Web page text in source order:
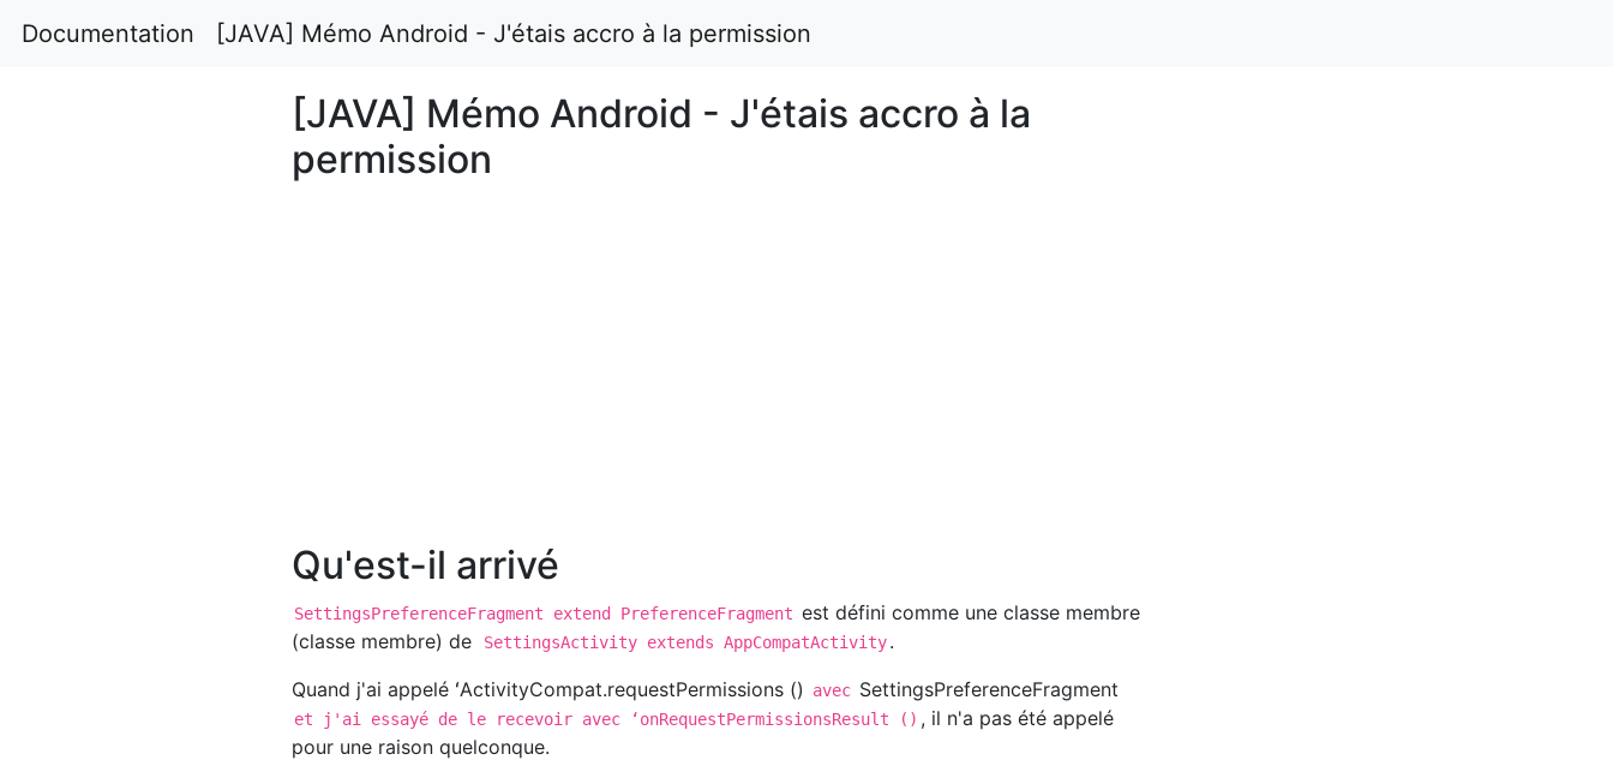
Documentation [JAVA] Mémo Android - J'étais accro à la permission
[JAVA] Mémo Android - J'étais accro à la
permission
Qu'est-il arrivé
SettingsPreferenceFragment extend PreferenceFragment est défini comme une classe membre
(classe membre) de
SettingsActivity extends AppCompatActivity.
Quand j'ai appelé ʻActivityCompat.requestPermissions ()
avec SettingsPreferenceFragment
et j'ai essayé de le recevoir avec ʻonRequestPermissionsResult () , il n'a pas été appelé
pour une raison quelconque.